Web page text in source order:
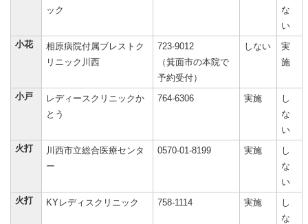
ック
な
い
小花
相原病院付属ブレストク
リニック川西
723-9012
（箕面市の本院で
予約受付）
しない
実
施
小戸
レディースクリニックか
とう
764-6306 実施
し
な
い
火打
川西市立総合医療センタ
ー
0570-01-8199 実施
し
な
い
火打
KYレディスクリニック 758-1114 実施
し
な